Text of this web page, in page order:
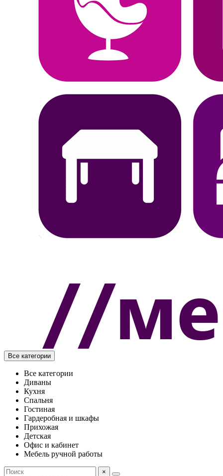
Все категории
Все категории
Диваны
Кухня
Спальня
Гостиная
Гардеробная и шкафы
Прихожая
Детская
Офис и кабинет
Мебель ручной работы
×